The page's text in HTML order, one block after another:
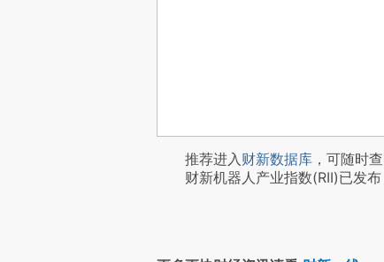
推荐进入财新数据库 ，可随时
财新机器人产业指数(RII)已发布